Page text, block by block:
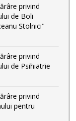
privind
de Boli
Stolnici"
privind
de Psihiatrie
privind
pentru